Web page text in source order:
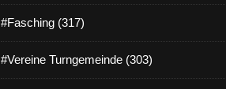
#Fasching (317)
#Vereine Turngemeinde (303)